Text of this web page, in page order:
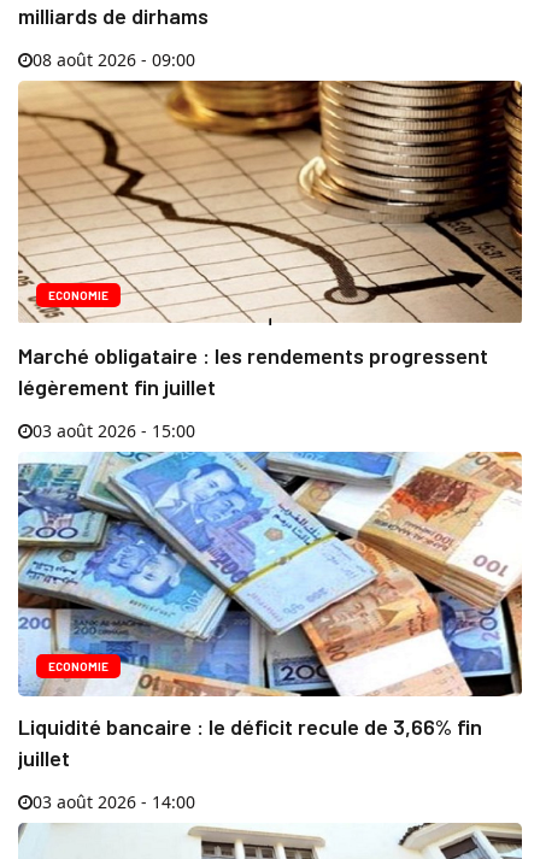
milliards de dirhams
08 août 2026 - 09:00
ECONOMIE
Marché obligataire : les rendements progressent
légèrement fin juillet
03 août 2026 - 15:00
ECONOMIE
Liquidité bancaire : le déficit recule de 3,66% fin
juillet
03 août 2026 - 14:00